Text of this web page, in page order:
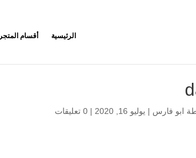
الرئيسية أقسام المتجر
ابو فارس | يوليو 16, 2020 | 0 تعليقات